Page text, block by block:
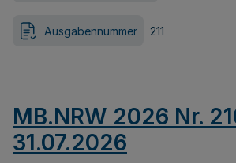
Ausgabennummer 211
MB.NRW 2026 Nr.
31.07.2026